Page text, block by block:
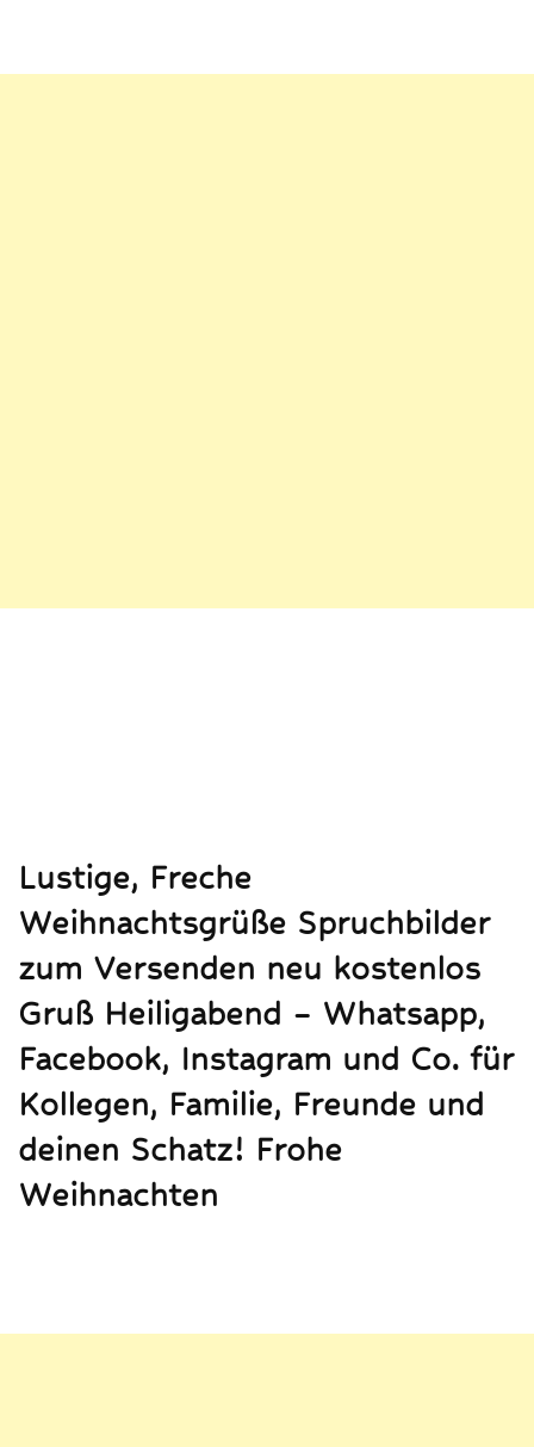
Lustige, Freche
Weihnachtsgrüße Spruchbilder
zum Versenden neu kostenlos
Gruß Heiligabend – Whatsapp,
Facebook, Instagram und Co. für
Kollegen, Familie, Freunde und
deinen Schatz! Frohe
Weihnachten